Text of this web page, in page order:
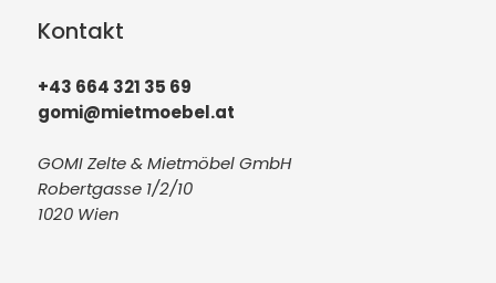
Kontakt
+43 664 321 35 69
gomi@mietmoebel.at
GOMI Zelte & Mietmöbel GmbH
Robertgasse 1/2/10
1020 Wien